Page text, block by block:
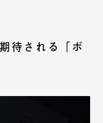
待される「ボ